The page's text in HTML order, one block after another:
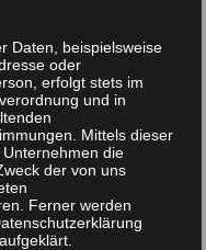
Daten, beispielsweise
oder
erfolgt stets im
und in
Mittels dieser
die
der von uns
Ferner werden